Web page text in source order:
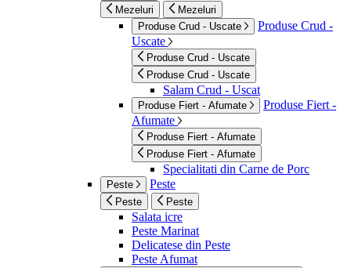
Mezeluri
Mezeluri
Produse Crud - Uscate
Produse Crud -
Uscate
Produse Crud - Uscate
Produse Crud - Uscate
Salam Crud - Uscat
Produse Fiert - Afumate
Produse Fiert -
Afumate
Produse Fiert - Afumate
Produse Fiert - Afumate
Specialitati din Carne de Porc
Peste Peste
Peste Peste
Salata icre
Peste Marinat
Delicatese din Peste
Peste Afumat